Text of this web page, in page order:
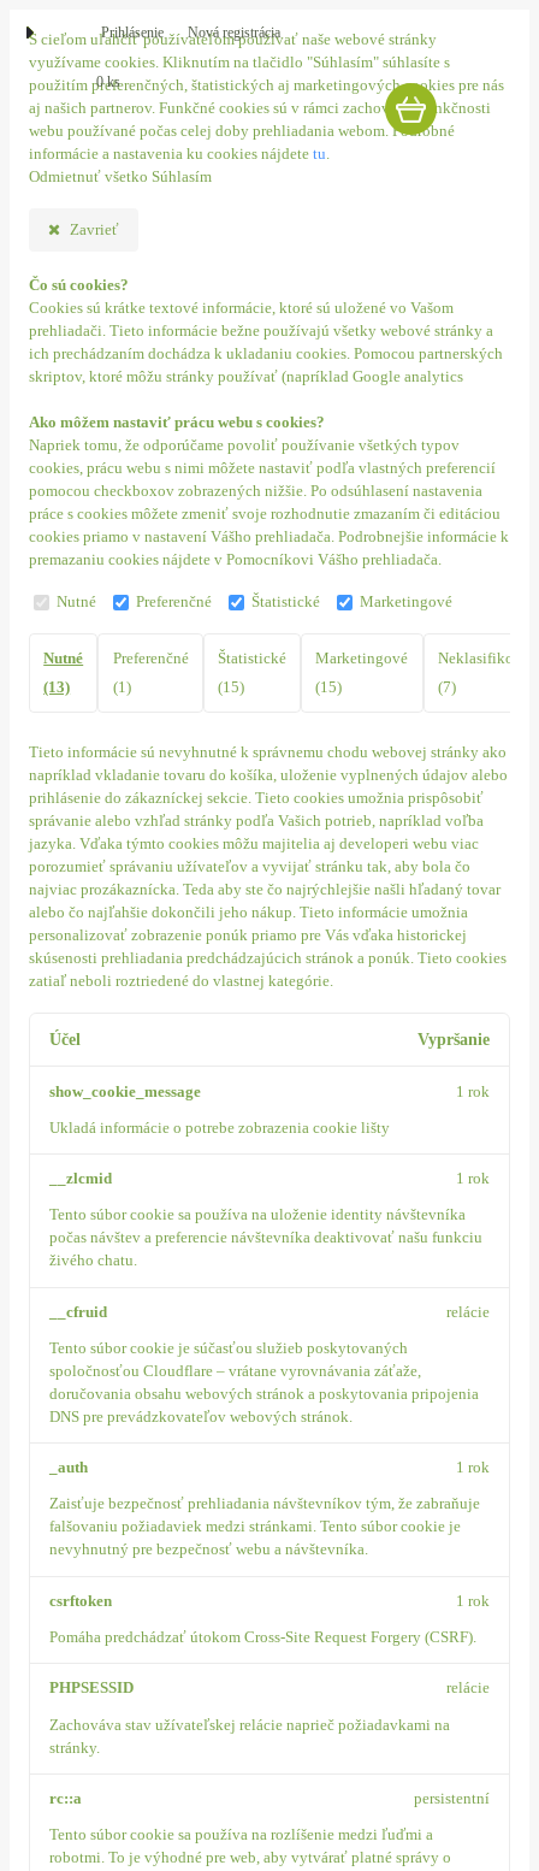
S cieľom uľahčiť používateľom používať naše webové stránky
využívame cookies. Kliknutím na tlačidlo "Súhlasím" súhlasíte s
použitím preferenčných, štatistických aj marketingových cookies pre nás
aj našich partnerov. Funkčné cookies sú v rámci zachovania funkčnosti
webu používané počas celej doby prehliadania webom. Podrobné
informácie a nastavenia ku cookies nájdete tu.
Odmietnuť všetko Súhlasím
Zavrieť
Čo sú cookies?
Cookies sú krátke textové informácie, ktoré sú uložené vo Vašom
prehliadači. Tieto informácie bežne používajú všetky webové stránky a
ich prechádzaním dochádza k ukladaniu cookies. Pomocou partnerských
skriptov, ktoré môžu stránky používať (napríklad Google analytics
Ako môžem nastaviť prácu webu s cookies?
Napriek tomu, že odporúčame povoliť používanie všetkých typov
cookies, prácu webu s nimi môžete nastaviť podľa vlastných preferencií
pomocou checkboxov zobrazených nižšie. Po odsúhlasení nastavenia
práce s cookies môžete zmeniť svoje rozhodnutie zmazaním či editáciou
cookies priamo v nastavení Vášho prehliadača. Podrobnejšie informácie k
premazaniu cookies nájdete v Pomocníkovi Vášho prehliadača.
Nutné Preferenčné Štatistické Marketingové
Nutné
(13)
Preferenčné
(1)
Štatistické
(15)
Marketingové
(15)
(7)
Tieto informácie sú nevyhnutné k správnemu chodu webovej stránky ako
napríklad vkladanie tovaru do košíka, uloženie vyplnených údajov alebo
prihlásenie do zákazníckej sekcie. Tieto cookies umožnia prispôsobiť
správanie alebo vzhľad stránky podľa Vašich potrieb, napríklad voľba
jazyka. Vďaka týmto cookies môžu majitelia aj developeri webu viac
porozumieť správaniu užívateľov a vyvijať stránku tak, aby bola čo
najviac prozákaznícka. Teda aby ste čo najrýchlejšie našli hľadaný tovar
alebo čo najľahšie dokončili jeho nákup. Tieto informácie umožnia
personalizovať zobrazenie ponúk priamo pre Vás vďaka historickej
skúsenosti prehliadania predchádzajúcich stránok a ponúk. Tieto cookies
zatiaľ neboli roztriedené do vlastnej kategórie.
Účel Vypršanie
show_cookie_message
Ukladá informácie o potrebe zobrazenia cookie lišty
1 rok
__zlcmid
Tento súbor cookie sa používa na uloženie identity návštevníka
počas návštev a preferencie návštevníka deaktivovať našu funkciu
živého chatu.
1 rok
__cfruid
Tento súbor cookie je súčasťou služieb poskytovaných
spoločnosťou Cloudflare – vrátane vyrovnávania záťaže,
doručovania obsahu webových stránok a poskytovania pripojenia
DNS pre prevádzkovateľov webových stránok.
relácie
_auth
Zaisťuje bezpečnosť prehliadania návštevníkov tým, že zabraňuje
falšovaniu požiadaviek medzi stránkami. Tento súbor cookie je
nevyhnutný pre bezpečnosť webu a návštevníka.
1 rok
csrftoken
Pomáha predchádzať útokom Cross-Site Request Forgery (CSRF).
1 rok
PHPSESSID
Zachováva stav užívateľskej relácie naprieč požiadavkami na
stránky.
relácie
rc::a
Tento súbor cookie sa používa na rozlíšenie medzi ľuďmi a
robotmi. To je výhodné pre web, aby vytvárať platné správy o
persistentní
Prihlásenie Nová registrácia
0 ks